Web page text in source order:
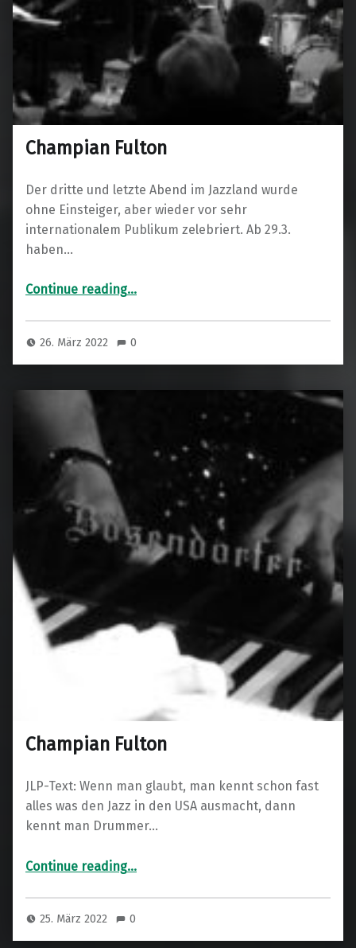
Champian Fulton
Der dritte und letzte Abend im Jazzland wurde
ohne Einsteiger, aber wieder vor sehr
internationalem Publikum zelebriert. Ab 29.3.
haben…
Continue reading…
26. März 2022 0
Champian Fulton
JLP-Text: Wenn man glaubt, man kennt schon fast
alles was den Jazz in den USA ausmacht, dann
kennt man Drummer…
Continue reading…
25. März 2022 0